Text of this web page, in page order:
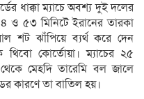
ধাক্কা ম্যাচে অবশ্য দুই দলের
ও ৫৩ মিনিটে ইরানের তারকা
শট ঝাঁপিয়ে ব্যর্থ করে দেন
থিবো কোর্তোয়া। ম্যাচের ২৫
মেহদি তারেমি বল জালে
কারণে তা বাতিল হয়।